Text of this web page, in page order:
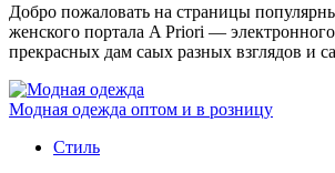
Добро пожаловать на страницы
женского портала A Priori —
прекрасных дам саых разных взглядов и
Модная одежда оптом и в розницу
Стиль